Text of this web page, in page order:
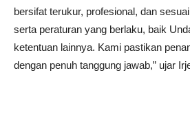
bersifat terukur, profesional, dan
serta peraturan yang berlaku, baik
ketentuan lainnya. Kami pastikan
dengan penuh tanggung jawab,” ujar